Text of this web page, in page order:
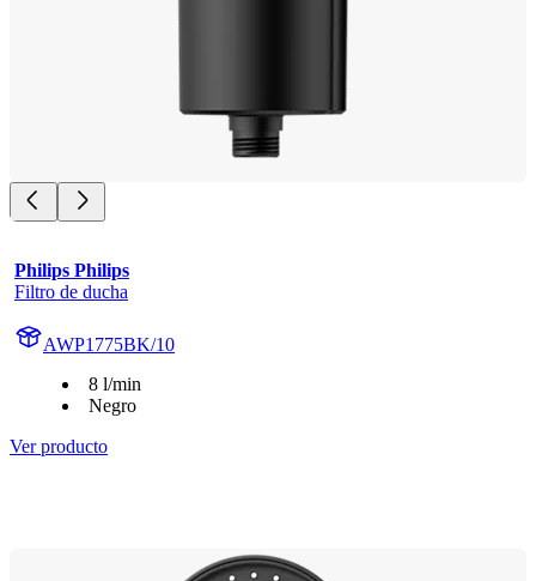
Philips Philips
Filtro de ducha
AWP1775BK/10
8 l/min
Negro
Ver producto